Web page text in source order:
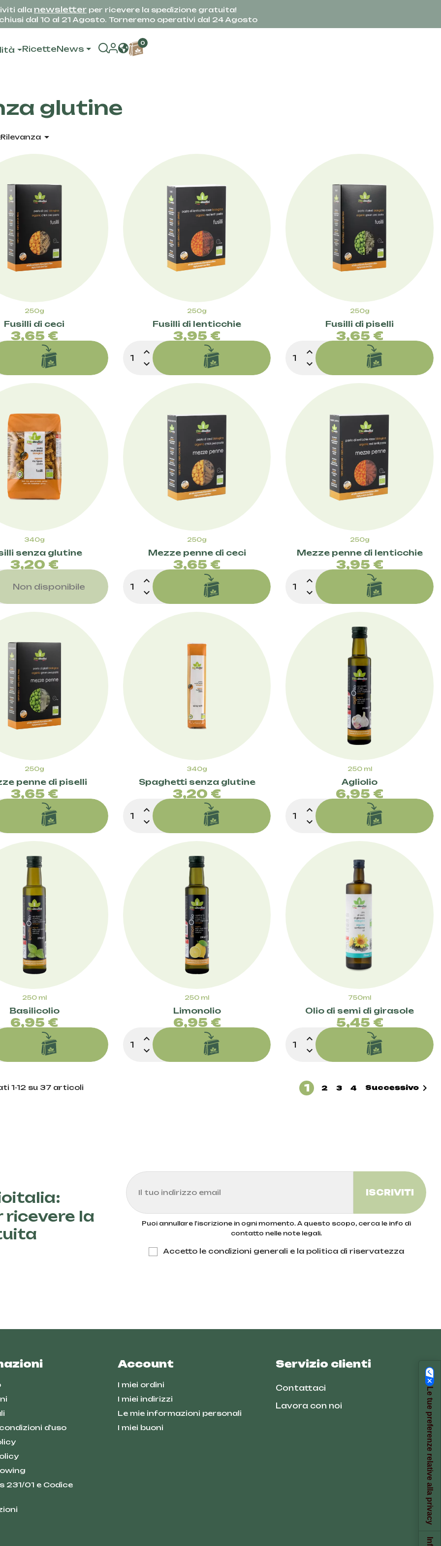
alla newsletter per ricevere la spedizione gratuita!
dal 10 al 21 Agosto. Torneremo operativi dal 24 Agosto
RicetteNews
0
glutine
Rilevanza
250g
Fusilli di ceci
Prezzo
3,65 €
250g
Fusilli di lenticchie
Prezzo
3,95 €
expand_less
expand_more
250g
Fusilli di piselli
Prezzo
3,65 €
expand_less
expand_more
340g
senza glutine
Prezzo
3,20 €
Non disponibile
250g
Mezze penne di ceci
Prezzo
3,65 €
expand_less
expand_more
250g
Mezze penne di lenticchie
Prezzo
3,95 €
expand_less
expand_more
250g
penne di piselli
Prezzo
3,65 €
340g
Spaghetti senza glutine
Prezzo
3,20 €
expand_less
expand_more
250 ml
Agliolio
Prezzo
6,95 €
expand_less
expand_more
250 ml
Basilicolio
Prezzo
6,95 €
250 ml
Limonolio
Prezzo
6,95 €
expand_less
expand_more
750ml
Olio di semi di girasole
Prezzo
5,45 €
expand_less
expand_more
1-12 su 37 articoli 1 2 3 4 Successivo 
ricevere la
Puoi annullare l'iscrizione in ogni momento. A questo scopo, cerca le info di
contatto nelle note legali.
Accetto le condizioni generali e la politica di riservatezza
d'uso
231/01 e Codice
Account
I miei ordini
I miei indirizzi
Le mie informazioni personali
I miei buoni
Servizio clienti
Contattaci
Lavora con noi
Le tue preferenze relative alla privacy